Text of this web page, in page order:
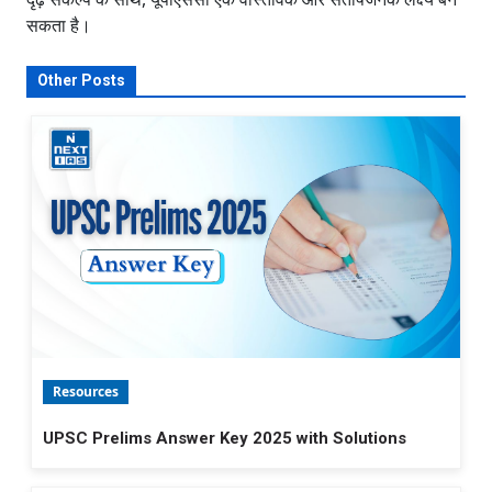
सकता है।
Other Posts
Resources
UPSC Prelims Answer Key 2025 with Solutions